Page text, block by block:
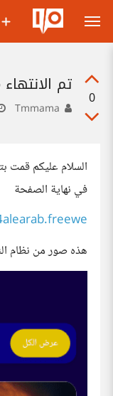
0
تم
السلام عليكم قمت
في نهاية الصفحة
هذه صور من نظام